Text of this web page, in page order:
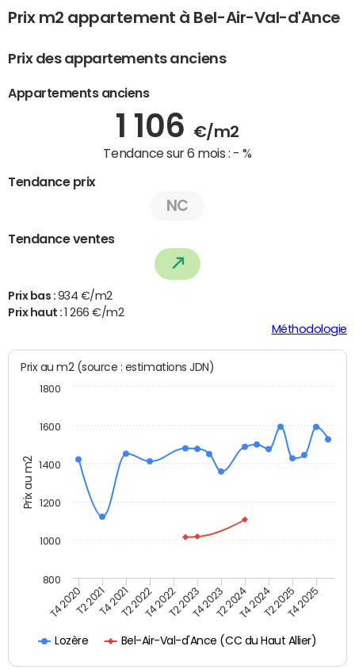
Prix m2 appartement à Bel-Air-Val-d'Ance
Prix des appartements anciens
Appartements anciens
1 106 €/m2
Tendance sur 6 mois : - %
Tendance prix
NC
Tendance ventes
Prix bas : 934 €/m2
Prix haut :1 266 €/m2
Méthodologie
Prix au m2
Prix au m2 (source : estimations JDN)
Lozère Bel-Air-Val-d'Ance (CC du Haut Allier)
T4 2020T2 2021T4 2021T2 2022T4 2022T2 2023T4 2023T2 2024T4 2024T2 2025T4 2025
800
1000
1200
1400
1600
1800